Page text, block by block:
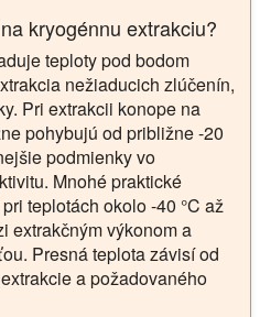
kryogénnu extrakciu?
teploty pod bodom
nežiaducich zlúčenín,
Pri extrakcii konope na
pohybujú od približne -20
podmienky vo
Mnohé praktické
teplotách okolo -40 °C až
extrakčným výkonom a
Presná teplota závisí od
a požadovaného